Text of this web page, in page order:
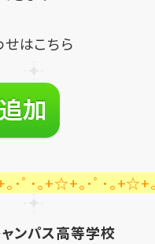
はこちら
･ﾟ･｡+☆+｡･ﾟ･｡+☆+
ンパス高等学校